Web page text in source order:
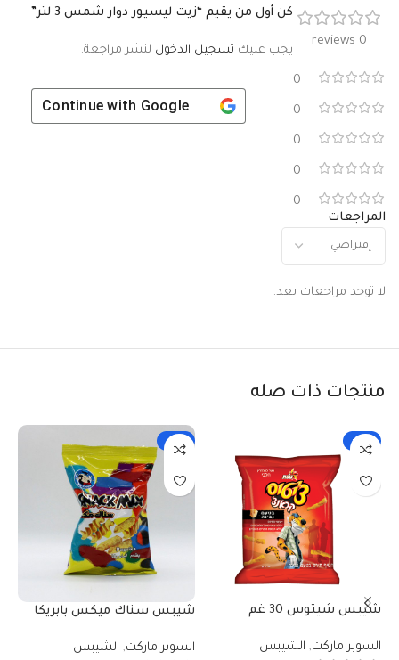
0 reviews
0
0
0
0
0
المراجعات
لا توجد مراجعات بعد.
كن أول من يقيم “زيت ليسيور دوار شمس 3 لتر”
يجب عليك تسجيل الدخول لنشر مراجعة.
Continue with Google
منتجات ذات صله
-33%
شيبس شيتوس 30 غم
السوبر ماركت, الشيبس
-33%
شيبس سناك ميكس بابريكا
السوبر ماركت, الشيبس